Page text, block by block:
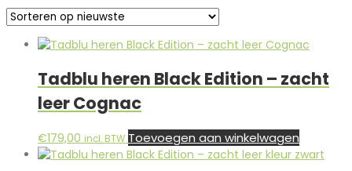
Tadblu heren Black Edition – zacht
leer Cognac
€179,00 incl. BTW Toevoegen aan winkelwagen